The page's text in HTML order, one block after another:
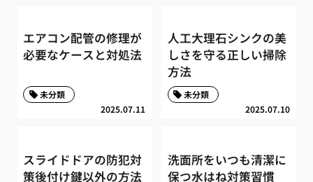
エアコン配管の修理が
必要なケースと対処法
2025.07.11
未分類
人工大理石シンクの美
しさを守る正しい掃除
方法
2025.07.10
未分類
スライドドアの防犯対
策後付け鍵以外の方法
洗面所をいつも清潔に
保つ水はね対策習慣